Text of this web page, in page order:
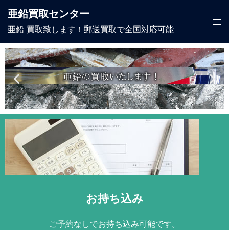
亜鉛買取センター
亜鉛 買取致します！郵送買取で全国対応可能
お持ち込み
ご予約なしでお持ち込み可能です。